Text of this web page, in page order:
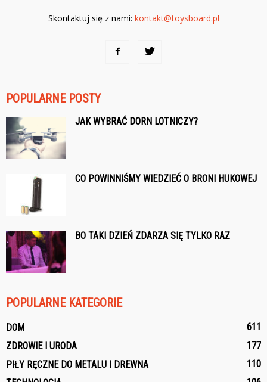
Skontaktuj się z nami: kontakt@toysboard.pl
POPULARNE POSTY
JAK WYBRAĆ DORN LOTNICZY?
CO POWINNIŚMY WIEDZIEĆ O BRONI HUKOWEJ
BO TAKI DZIEŃ ZDARZA SIĘ TYLKO RAZ
POPULARNE KATEGORIE
DOM
611
ZDROWIE I URODA
177
PIŁY RĘCZNE DO METALU I DREWNA
110